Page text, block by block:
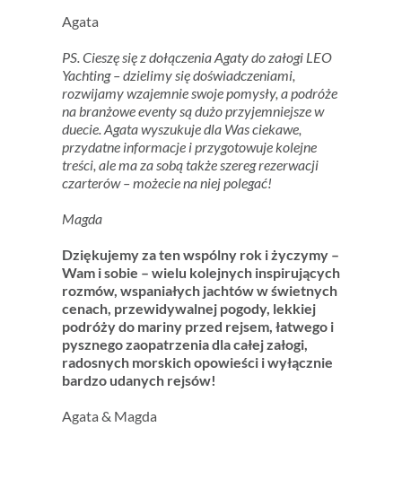
Agata
PS. Cieszę się z dołączenia Agaty do załogi LEO
Yachting – dzielimy się doświadczeniami,
rozwijamy wzajemnie swoje pomysły, a podróże
na branżowe eventy są dużo przyjemniejsze w
duecie. Agata wyszukuje dla Was ciekawe,
przydatne informacje i przygotowuje kolejne
treści, ale ma za sobą także szereg rezerwacji
czarterów – możecie na niej polegać!
Magda
Dziękujemy za ten wspólny rok i życzymy –
Wam i sobie – wielu kolejnych inspirujących
rozmów, wspaniałych jachtów w świetnych
cenach, przewidywalnej pogody, lekkiej
podróży do mariny przed rejsem, łatwego i
pysznego zaopatrzenia dla całej załogi,
radosnych morskich opowieści i wyłącznie
bardzo udanych rejsów!
Agata & Magda